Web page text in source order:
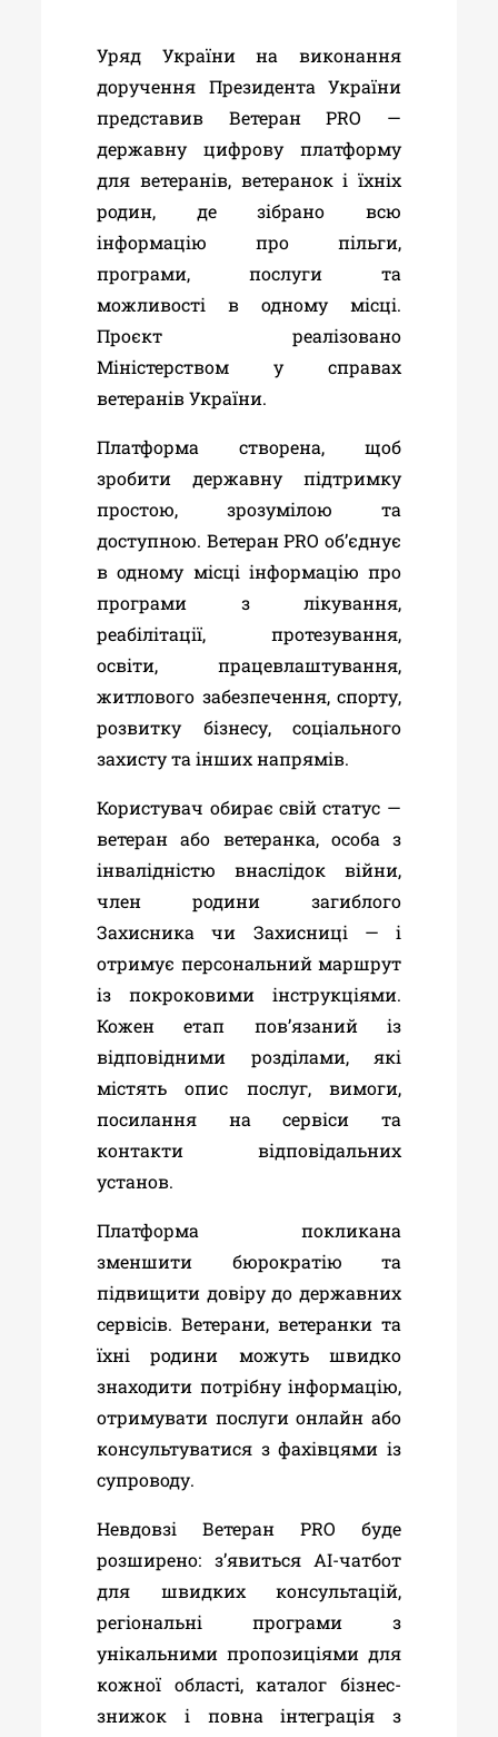
Уряд України на виконання
доручення Президента України
представив Ветеран PRO —
державну цифрову платформу
для ветеранів, ветеранок і їхніх
родин, де зібрано всю
інформацію про пільги,
програми, послуги та
можливості в одному місці.
Проєкт реалізовано
Міністерством у справах
ветеранів України.
Платформа створена, щоб
зробити державну підтримку
простою, зрозумілою та
доступною. Ветеран PRO об’єднує
в одному місці інформацію про
програми з лікування,
реабілітації, протезування,
освіти, працевлаштування,
житлового забезпечення, спорту,
розвитку бізнесу, соціального
захисту та інших напрямів.
Користувач обирає свій статус —
ветеран або ветеранка, особа з
інвалідністю внаслідок війни,
член родини загиблого
Захисника чи Захисниці — і
отримує персональний маршрут
із покроковими інструкціями.
Кожен етап пов’язаний із
відповідними розділами, які
містять опис послуг, вимоги,
посилання на сервіси та
контакти відповідальних
установ.
Платформа покликана
зменшити бюрократію та
підвищити довіру до державних
сервісів. Ветерани, ветеранки та
їхні родини можуть швидко
знаходити потрібну інформацію,
отримувати послуги онлайн або
консультуватися з фахівцями із
супроводу.
Невдовзі Ветеран PRO буде
розширено: з’явиться AI-чатбот
для швидких консультацій,
регіональні програми з
унікальними пропозиціями для
кожної області, каталог бізнес-
знижок і повна інтеграція з